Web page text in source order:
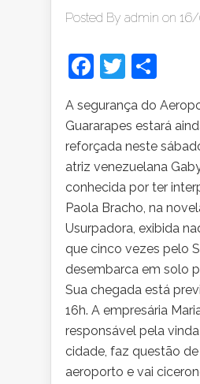
Posted By admin on
Facebook
Twitter
A segurança do
Guararapes estará
reforçada neste
atriz venezuelana
conhecida por ter
Paola Bracho, na
Usurpadora, exibida
que cinco vezes pelo
desembarca em solo
Sua chegada está
16h. A empresária
responsável pela
cidade, faz questão
aeroporto e vai